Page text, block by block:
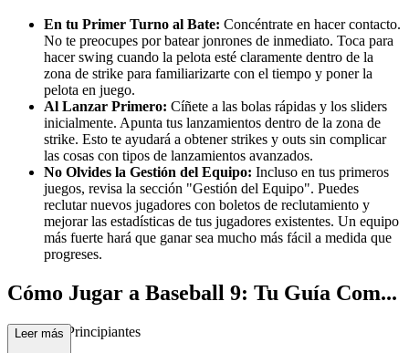
En tu Primer Turno al Bate: Concéntrate en hacer contacto.
No te preocupes por batear jonrones de inmediato. Toca para
hacer swing cuando la pelota esté claramente dentro de la
zona de strike para familiarizarte con el tiempo y poner la
pelota en juego.
Al Lanzar Primero: Cíñete a las bolas rápidas y los sliders
inicialmente. Apunta tus lanzamientos dentro de la zona de
strike. Esto te ayudará a obtener strikes y outs sin complicar
las cosas con tipos de lanzamientos avanzados.
No Olvides la Gestión del Equipo: Incluso en tus primeros
juegos, revisa la sección "Gestión del Equipo". Puedes
reclutar nuevos jugadores con boletos de reclutamiento y
mejorar las estadísticas de tus jugadores existentes. Un equipo
más fuerte hará que ganar sea mucho más fácil a medida que
progreses.
Cómo Jugar a Baseball 9: Tu Guía Com...
pleta para Principiantes
Leer más